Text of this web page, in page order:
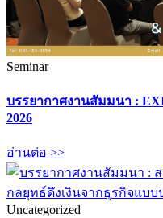
Seminar
บรรยากาศงานสัมมนา :
2026
อ่านต่อ >>
Uncategorized